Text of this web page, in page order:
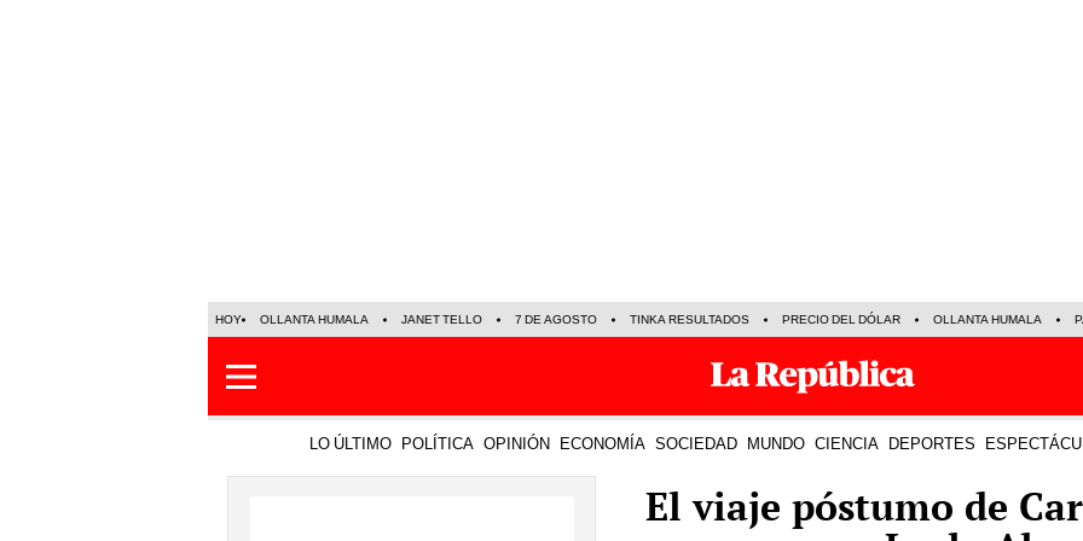
HOY OLLANTA HUMALA JANET TELLO 7 DE AGOSTO TINKA RESULTADOS PRECIO DEL DÓLAR OLLANTA HUMALA
LO ÚLTIMO POLÍTICA OPINIÓN ECONOMÍA SOCIEDAD MUNDO CIENCIA DEPORTES
El viaje póstumo de